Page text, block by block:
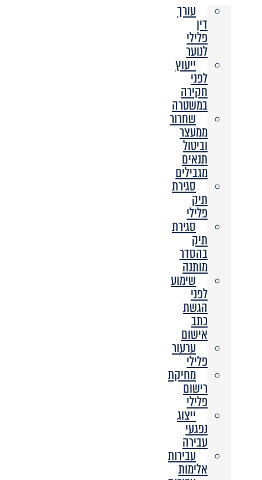
עורך
דין
פלילי
לנוער
ייעוץ
לפני
חקירה
במשטרה
שחרור
ממעצר
וביטול
תנאים
מגבילים
סגירת
תיק
פלילי
סגירת
תיק
בהסדר
מותנה
שימוע
לפני
הגשת
כתב
אישום
ערעור
פלילי
מחיקת
רישום
פלילי
ייצוג
נפגעי
עבירה
עבירות
אלימות